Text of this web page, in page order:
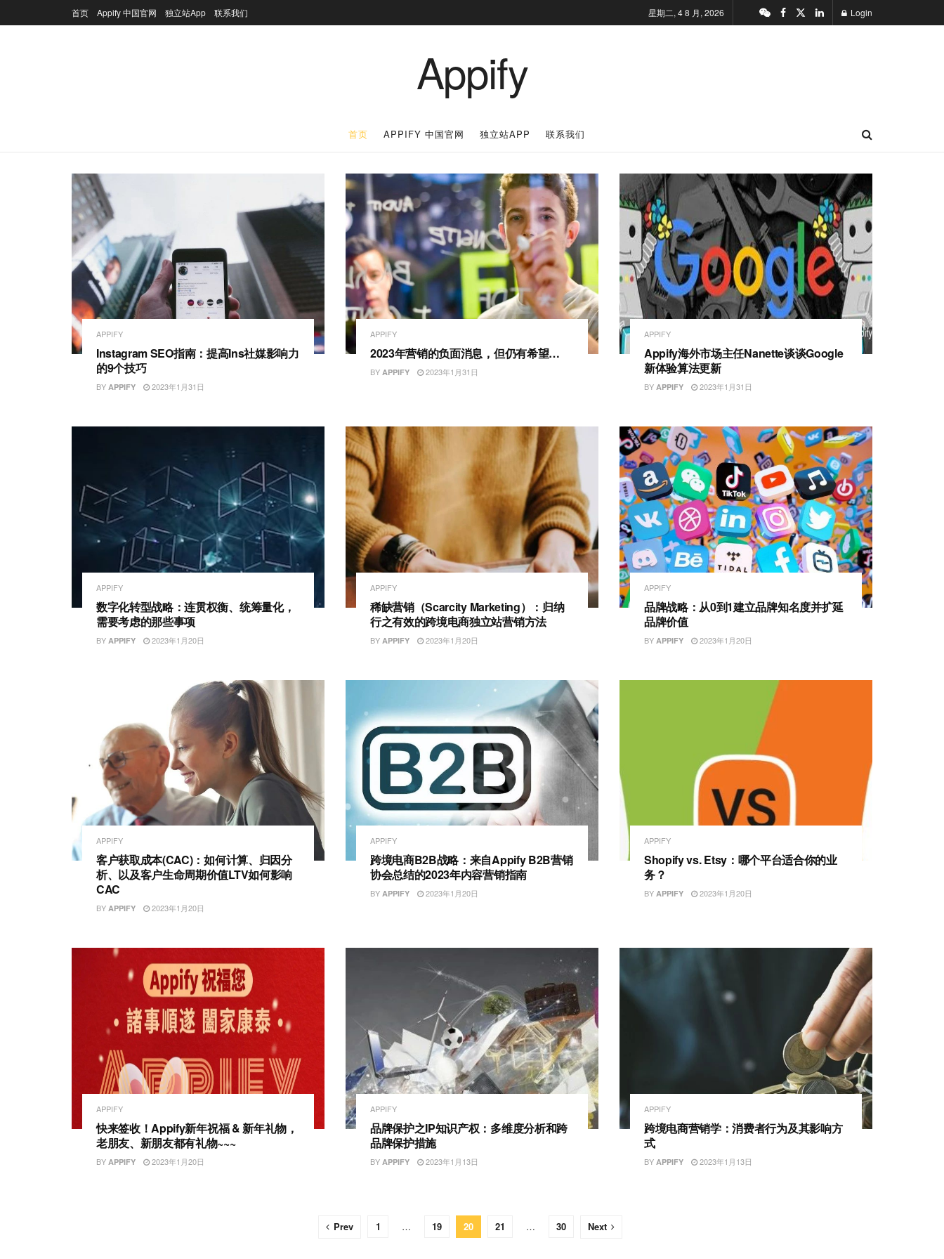
首页 Appify 中国官网 独立站App 联系我们 星期二, 4 8 月, 2026 Login
Appify
首页 APPIFY 中国官网 独立站APP 联系我们
APPIFY
Instagram SEO指南：提高Ins社媒影响力
的9个技巧
BY APPIFY 2023年1月31日
APPIFY
2023年营销的负面消息，但仍有希望…
BY APPIFY 2023年1月31日
APPIFY
Appify海外市场主任Nanette谈谈Google
新体验算法更新
BY APPIFY 2023年1月31日
APPIFY
数字化转型战略：连贯权衡、统筹量化，
需要考虑的那些事项
BY APPIFY 2023年1月20日
APPIFY
稀缺营销（Scarcity Marketing）：归纳
行之有效的跨境电商独立站营销方法
BY APPIFY 2023年1月20日
APPIFY
品牌战略：从0到1建立品牌知名度并扩延
品牌价值
BY APPIFY 2023年1月20日
APPIFY
客户获取成本(CAC)：如何计算、归因分
析、以及客户生命周期价值LTV如何影响
CAC
BY APPIFY 2023年1月20日
APPIFY
跨境电商B2B战略：来自Appify B2B营销
协会总结的2023年内容营销指南
BY APPIFY 2023年1月20日
APPIFY
Shopify vs. Etsy：哪个平台适合你的业
务？
BY APPIFY 2023年1月20日
APPIFY
快来签收！Appify新年祝福 & 新年礼物，
老朋友、新朋友都有礼物~~~
BY APPIFY 2023年1月20日
APPIFY
品牌保护之IP知识产权：多维度分析和跨
品牌保护措施
BY APPIFY 2023年1月13日
APPIFY
跨境电商营销学：消费者行为及其影响方
式
BY APPIFY 2023年1月13日
Prev 1 … 19 20 21 … 30 Next